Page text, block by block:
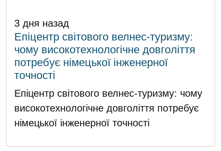
3 дня назад
Епіцентр світового велнес-туризму:
чому високотехнологічне довголіття
потребує німецької інженерної
точності
Епіцентр світового велнес-туризму: чому
високотехнологічне довголіття потребує
німецької інженерної точності